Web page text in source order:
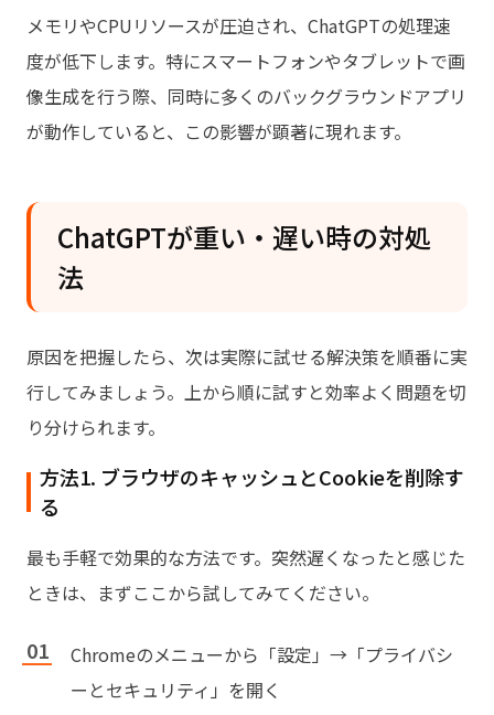
メモリやCPUリソースが圧迫され、ChatGPTの処理速
度が低下します。特にスマートフォンやタブレットで画
像生成を行う際、同時に多くのバックグラウンドアプリ
が動作していると、この影響が顕著に現れます。
ChatGPTが重い・遅い時の対処
法
原因を把握したら、次は実際に試せる解決策を順番に実
行してみましょう。上から順に試すと効率よく問題を切
り分けられます。
方法1. ブラウザのキャッシュとCookieを削除す
る
最も手軽で効果的な方法です。突然遅くなったと感じた
ときは、まずここから試してみてください。
Chromeのメニューから「設定」→「プライバシ
ーとセキュリティ」を開く